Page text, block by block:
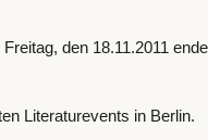
den 18.11.2011
Literaturevents in Berlin.